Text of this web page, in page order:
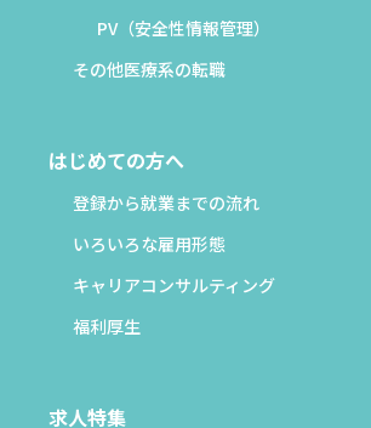
PV（安全性情報管理）
その他医療系の転職
はじめての方へ
登録から就業までの流れ
いろいろな雇用形態
キャリアコンサルティング
福利厚生
求人特集